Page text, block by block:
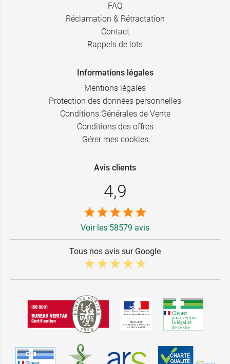
FAQ
Réclamation & Rétractation
Contact
Rappels de lots
Informations légales
Mentions légales
Protection des données personnelles
Conditions Générales de Vente
Conditions des offres
Gérer mes cookies
Avis clients
4,9
Voir les 58579 avis
Tous nos avis sur Google